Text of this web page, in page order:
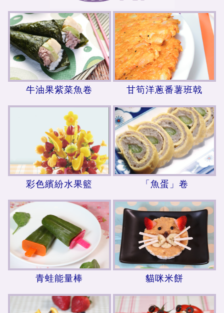
牛油果紫菜魚卷 甘筍洋蔥番薯班戟
彩色繽紛水果籃 「魚蛋」卷
青蛙能量棒 貓咪米餅